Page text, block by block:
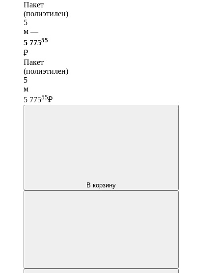
Пакет
(полиэтилен)
5
м —
5 77555
₽
Пакет
(полиэтилен)
5
м
5 77555₽
В корзину